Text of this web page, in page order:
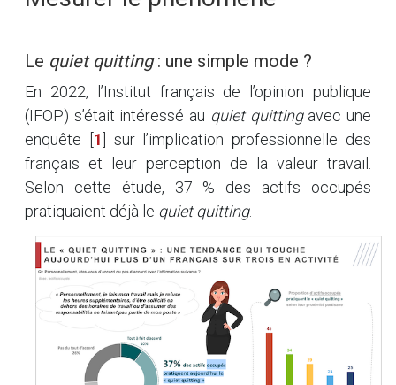
Le quiet quitting: une simple mode ?
En 2022, l’Institut français de l’opinion publique
(IFOP) s’était intéressé au quiet quittingavec une
enquête
1
sur l’implication professionnelle des
français et leur perception de la valeur travail.
Selon cette étude, 37 % des actifs occupés
pratiquaient déjà le quiet quitting.